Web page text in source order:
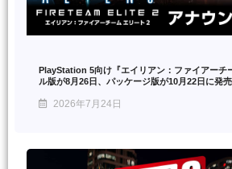
PlayStation 5向け『エイリアン：ファイアーチ
ル版が8月26日、パッケージ版が10月22日に発売
2026年7月24日